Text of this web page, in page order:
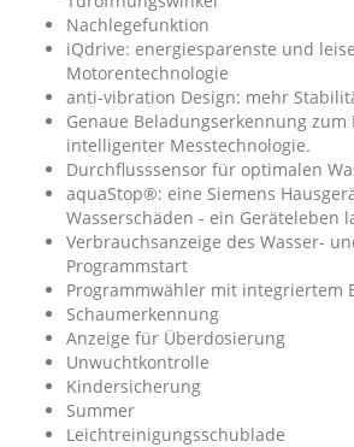
Nachlegefunktion
iQdrive: energiesparenste und
Motorentechnologie
anti-vibration Design: mehr
Genaue Beladungserkennung
intelligenter Messtechnologie.
Durchflusssensor für optimalen
aquaStop®: eine Siemens
Wasserschäden - ein Geräteleben
Verbrauchsanzeige des Wasser-
Programmstart
Programmwähler mit integriertem
Schaumerkennung
Anzeige für Überdosierung
Unwuchtkontrolle
Kindersicherung
Summer
Leichtreinigungsschublade